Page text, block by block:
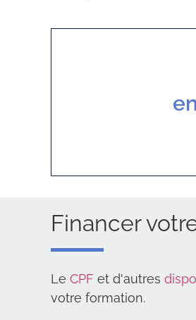
Financer
Le CPF et d'autres
votre formation.